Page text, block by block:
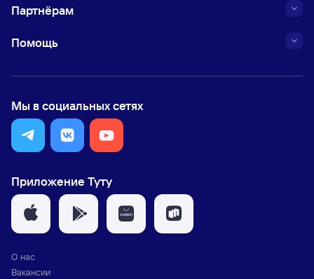
Партнёрам
Помощь
Мы в социальных сетях
Приложение Туту
О нас
Вакансии